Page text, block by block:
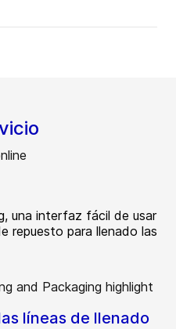
una interfaz fácil de usar
repuesto para llenado las
líneas de llenado